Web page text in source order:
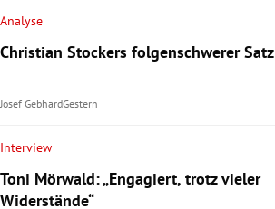
Analyse
Christian Stockers folgenschwerer Satz
Josef GebhardGestern
Interview
Toni Mörwald: „Engagiert, trotz vieler
Widerstände“